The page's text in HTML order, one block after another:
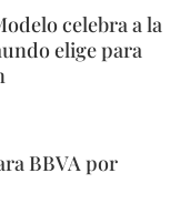
celebra a la
elige para
BBVA por